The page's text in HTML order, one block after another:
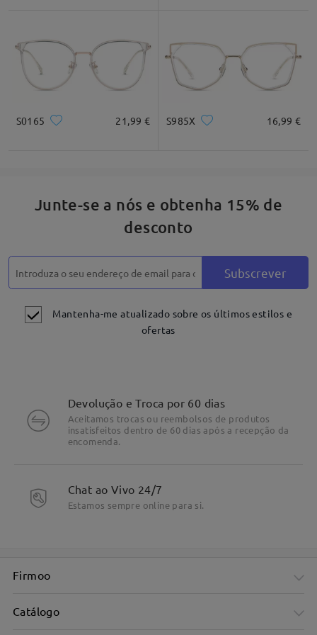
* Apenas para referência
Descrição do produto
DETALHES DO PRODUTO
S0165 21,99 € S985X 16,99 €
Junte-se a nós e obtenha 15% de
desconto
Subscrever
Mantenha-me atualizado sobre os últimos estilos e
ofertas
Devolução e Troca por 60 dias
Aceitamos trocas ou reembolsos de produtos
insatisfeitos dentro de 60 dias após a recepção da
encomenda.
Chat ao Vivo 24/7
Estamos sempre online para si.
Firmoo
Catálogo